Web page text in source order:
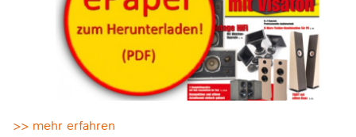
>> mehr erfahren